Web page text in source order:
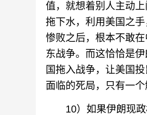
值，就想着别人主动
拖下水，利用美国之
惨败之后，根本不敢
东战争。而这恰恰是
国拖入战争，让美国
面临的死局，只有一个
10）如果伊朗现政